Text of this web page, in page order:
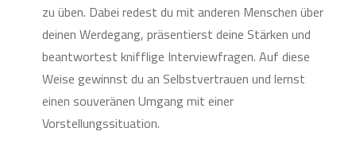
zu üben. Dabei redest du mit anderen Menschen über
deinen Werdegang, präsentierst deine Stärken und
beantwortest knifflige Interviewfragen. Auf diese
Weise gewinnst du an Selbstvertrauen und lernst
einen souveränen Umgang mit einer
Vorstellungssituation.